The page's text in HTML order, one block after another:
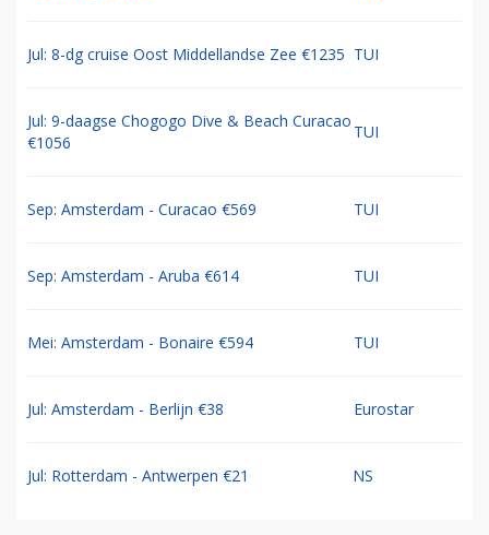
Jul: 8-dg cruise Oost Middellandse Zee €1235 TUI
Jul: 9-daagse Chogogo Dive & Beach Curacao
€1056
TUI
Sep: Amsterdam - Curacao €569 TUI
Sep: Amsterdam - Aruba €614 TUI
Mei: Amsterdam - Bonaire €594 TUI
Jul: Amsterdam - Berlijn €38 Eurostar
Jul: Rotterdam - Antwerpen €21 NS